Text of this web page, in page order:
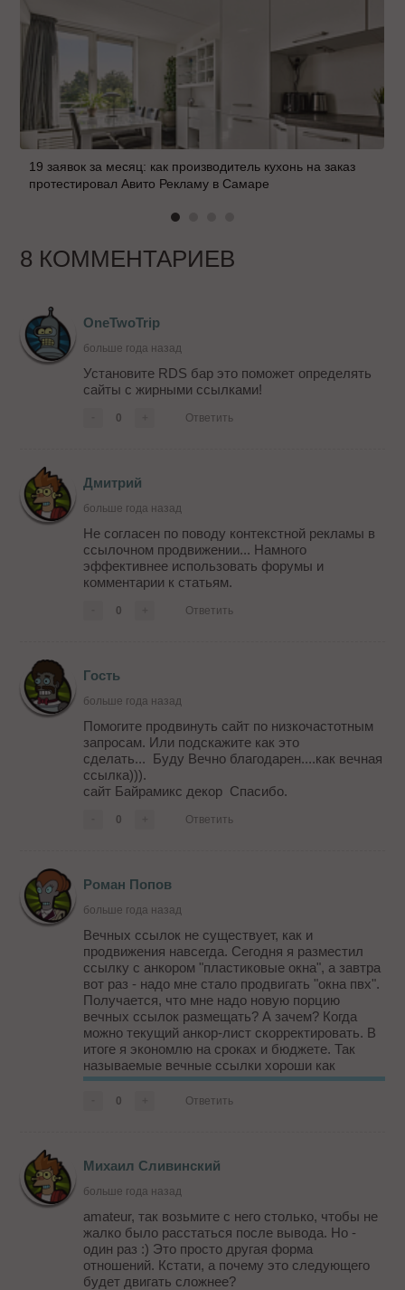
19 заявок за месяц: как производитель кухонь на заказ
протестировал Авито Рекламу в Самаре
8 КОММЕНТАРИЕВ
OneTwoTrip
больше года назад
Установите RDS бар это поможет определять
сайты с жирными ссылками!
0 Ответить
Дмитрий
больше года назад
Не согласен по поводу контекстной рекламы в
ссылочном продвижении... Намного
эффективнее использовать форумы и
комментарии к статьям.
0 Ответить
Гость
больше года назад
Помогите продвинуть сайт по низкочастотным
запросам. Или подскажите как это
сделать... Буду Вечно благодарен....как вечная
ссылка))).
сайт Байрамикс декор Спасибо.
0 Ответить
Роман Попов
больше года назад
Вечных ссылок не существует, как и
продвижения навсегда. Сегодня я разместил
ссылку с анкором "пластиковые окна", а завтра
вот раз - надо мне стало продвигать "окна пвх".
Получается, что мне надо новую порцию
вечных ссылок размещать? А зачем? Когда
можно текущий анкор-лист скорректировать. В
итоге я экономлю на сроках и бюджете. Так
называемые вечные ссылки хороши как
инструмент опоры, но никак не основной метод.
0 Ответить
Михаил Сливинский
больше года назад
amateur, так возьмите с него столько, чтобы не
жалко было расстаться после вывода. Но -
один раз :) Это просто другая форма
отношений. Кстати, а почему это следующего
будет двигать сложнее?